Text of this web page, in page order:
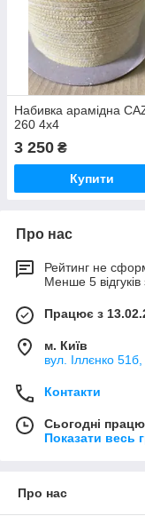
Набивка арамідна
260 4х4
3 250 ₴
Купити
Про нас
Рейтинг не
Менше 5 відгуків
Працює з
м. Київ
вул. Іллєнко
Контакти
Сьогодні
Показати весь
Про нас